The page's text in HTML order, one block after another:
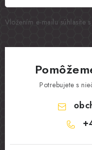
Vložením e-mailu súhlasíte s
Potrebujete s